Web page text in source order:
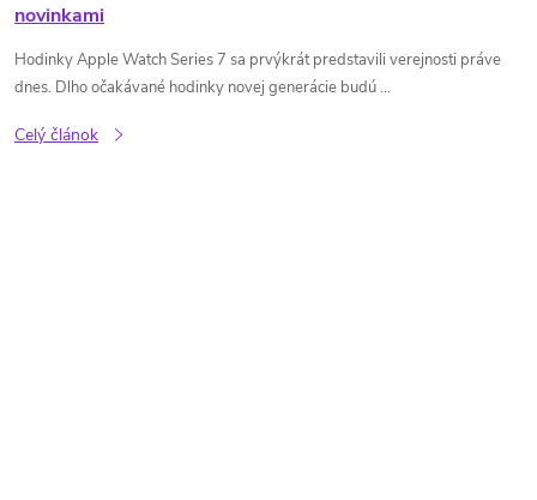
novinkami
Hodinky Apple Watch Series 7 sa prvýkrát predstavili verejnosti práve
dnes. Dlho očakávané hodinky novej generácie budú ...
Celý článok